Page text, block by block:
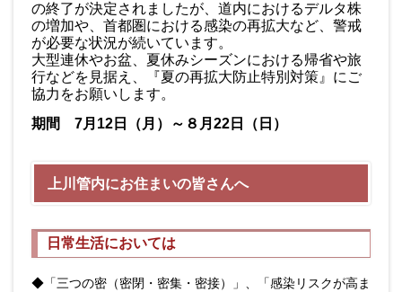
の終了が決定されましたが、道内におけるデルタ株
の増加や、首都圏における感染の再拡大など、警戒
が必要な状況が続いています。
大型連休やお盆、夏休みシーズンにおける帰省や旅
行などを見据え、『夏の再拡大防止特別対策』にご
協力をお願いします。
期間 7月12日（月）～８月22日（日）
上川管内にお住まいの皆さんへ
日常生活においては
◆「三つの密（密閉・密集・密接）」、「感染リスクが高ま